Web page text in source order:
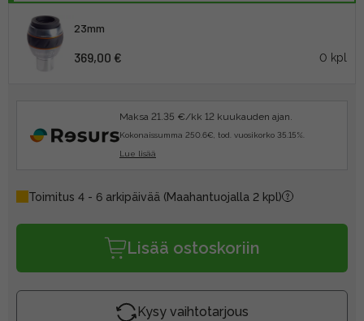
23mm
369,00 € 0 kpl
Maksa 21.35 €/kk 12 kuukauden ajan.
Kokonaissumma 250.6€, tod. vuosikorko 35.15%.
Lue lisää
Toimitus 4 - 6 arkipäivää (Maahantuojalla 2 kpl)
Lisää ostoskoriin
Kysy vaihtotarjous